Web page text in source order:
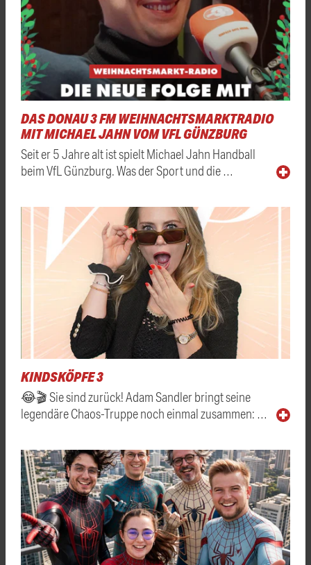
DAS DONAU 3 FM WEIHNACHTSMARKTRADIO
MIT MICHAEL JAHN VOM VFL GÜNZBURG
Seit er 5 Jahre alt ist spielt Michael Jahn Handball
beim VfL Günzburg. Was der Sport und die …
KINDSKÖPFE 3
😂🎬 Sie sind zurück! Adam Sandler bringt seine
legendäre Chaos-Truppe noch einmal zusammen: …